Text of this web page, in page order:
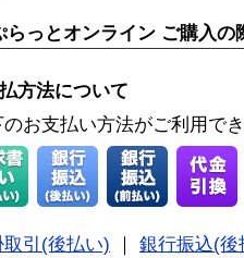
らっとオンライン ご購入の
方法について
のお支払い方法がご利用で
取引(後払い)
銀行振込(後